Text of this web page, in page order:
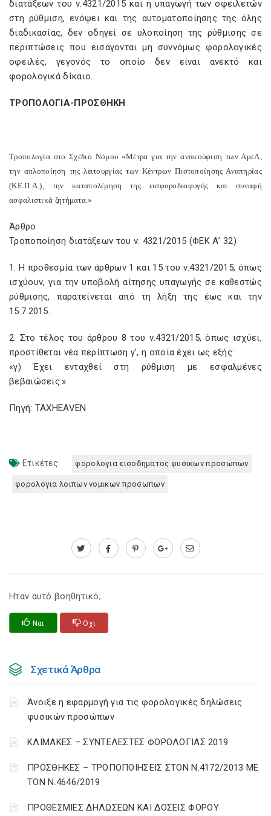
διατάξεων του ν.4321/2015 και η υπαγωγή των οφειλετών
στη ρύθμιση, ενόψει και της αυτοματοποίησης της όλης
διαδικασίας, δεν οδηγεί σε υλοποίηση της ρύθμισης σε
περιπτώσεις που εισάγονται μη συννόμως φορολογικές
οφειλές, γεγονός το οποίο δεν είναι ανεκτό και
φορολογικά δίκαιο.
ΤΡΟΠΟΛΟΓΙΑ-ΠΡΟΣΘΗΚΗ
Τροπολογία στο Σχέδιο Νόμου «Μέτρα για την ανακούφιση των ΑμεΑ,
την απλοποίηση της λειτουργίας των Κέντρων Πιστοποίησης Αναπηρίας
(ΚΕ.Π.Α.), την καταπολέμηση της εισφοροδιαφυγής και συναφή
ασφαλιστικά ζητήματα.»
Άρθρο
Τροποποίηση διατάξεων του ν. 4321/2015 (ΦΕΚ Α’ 32)
1. Η προθεσμία των άρθρων 1 και 15 του ν.4321/2015, όπως
ισχύουν, για την υποβολή αίτησης υπαγωγής σε καθεστώς
ρύθμισης, παρατείνεται από τη λήξη της έως και την
15.7.2015.
2. Στο τέλος του άρθρου 8 του ν.4321/2015, όπως ισχύει,
προστίθεται νέα περίπτωση γ’, η οποία έχει ως εξής:
«γ) Έχει ενταχθεί στη ρύθμιση με εσφαλμένες
βεβαιώσεις.»
Πηγή: TAXHEAVEN
Ετικέτες: φορολογια εισοδηματος φυσικων προσωπων
φορολογια λοιπων νομικων προσωπων
Ηταν αυτό βοηθητικό;
Ναι Οχι
Σχετικά Άρθρα
Άνοιξε η εφαρμογή για τις φορολογικές δηλώσεις
φυσικών προσώπων
ΚΛΙΜΑΚΕΣ – ΣΥΝΤΕΛΕΣΤΕΣ ΦΟΡΟΛΟΓΙΑΣ 2019
ΠΡΟΣΘΗΚΕΣ – ΤΡΟΠΟΠΟΙΗΣΕΙΣ ΣΤΟΝ Ν.4172/2013 ΜΕ
ΤΟΝ Ν.4646/2019
ΠΡΟΘΕΣΜΙΕΣ ΔΗΛΩΣΕΩΝ ΚΑΙ ΔΟΣΕΙΣ ΦΟΡΟΥ